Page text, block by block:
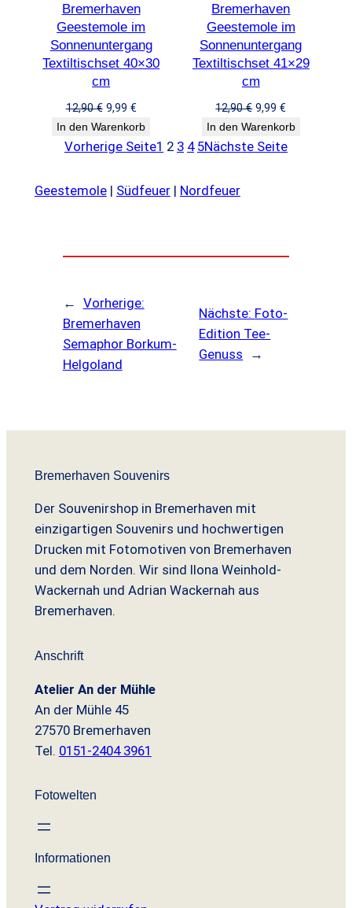
im
Angebot
Bremerhaven
Geestemole im
Sonnenuntergang
Textiltischset 40×30
cm
12,90€ Ursprünglicher
Preis
war:
9,99 €Aktueller
Preis
ist:
In den Warenkorb
im
Angebot
Bremerhaven
Geestemole im
Sonnenuntergang
Textiltischset 41×29
cm
12,90€ Ursprünglicher
Preis
war:
9,99€Aktueller
Preis
ist:
In den Warenkorb
Vorherige Seite1 2 3 4 5Nächste Seite
Geestemole| Südfeuer| Nordfeuer
← Vorherige:
Bremerhaven
Semaphor Borkum-
Helgoland
Nächste: Foto-
Edition Tee-
Genuss
→
Bremerhaven Souvenirs
Der Souvenirshop in Bremerhaven mit
einzigartigen Souvenirs und hochwertigen
Drucken mit Fotomotiven von Bremerhaven
und dem Norden. Wir sind Ilona Weinhold-
Wackernah und Adrian Wackernah aus
Bremerhaven.
Anschrift
Atelier An der Mühle
An der Mühle 45
27570 Bremerhaven
Tel. 0151-2404 3961
Fotowelten
Informationen